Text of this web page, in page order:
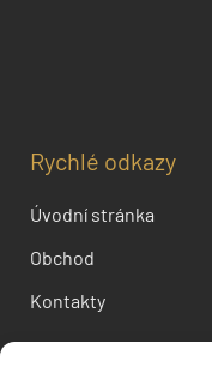
Rychlé odkazy
Úvodní stránka
Obchod
Kontakty